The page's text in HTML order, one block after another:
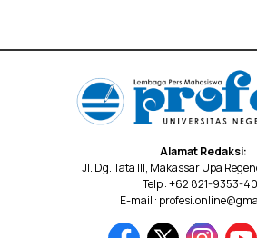
Alamat Redaksi:
Jl. Dg. Tata III, Makassar Upa
Telp : +62 821-9353-
E-mail :